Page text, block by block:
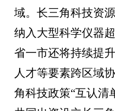
域。长三角科技资
纳入大型科学仪器
省一市还将持续提
人才等要素跨区域
角科技政策“互认清